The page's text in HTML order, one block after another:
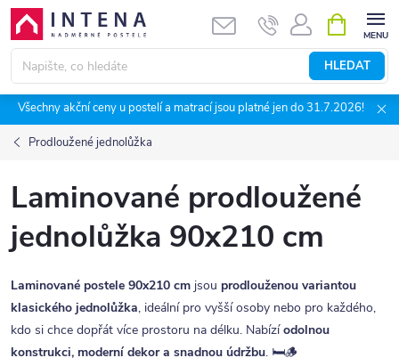
Přejít
obsah
HLEDAT
NÁKUPNÍ
KOŠÍK
Všechny akční ceny u postelí a matrací jsou platné jen do 31.7.2026!
Prodloužené jednolůžka
Laminované prodloužené
jednolůžka 90x210 cm
Laminované postele 90x210 cm jsou prodlouženou variantou
klasického jednolůžka, ideální pro vyšší osoby nebo pro každého,
kdo si chce dopřát více prostoru na délku. Nabízíodolnou
konstrukci, moderní dekor a snadnou údržbu. 🛏️🪵